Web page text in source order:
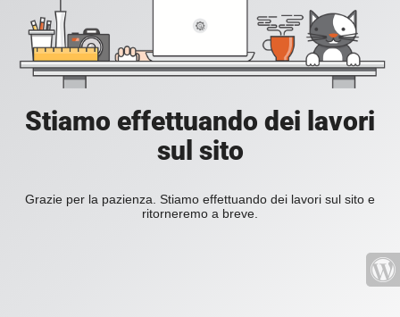
Stiamo effettuando dei lavori
sul sito
Grazie per la pazienza. Stiamo effettuando dei lavori sul sito e
ritorneremo a breve.